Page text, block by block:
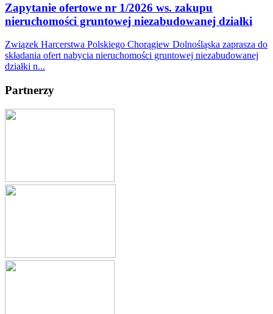
Zapytanie ofertowe nr 1/2026 ws. zakupu
nieruchomości gruntowej niezabudowanej działki
Związek Harcerstwa Polskiego Chorągiew Dolnośląska zaprasza do
składania ofert nabycia nieruchomości gruntowej niezabudowanej
działki n...
Partnerzy